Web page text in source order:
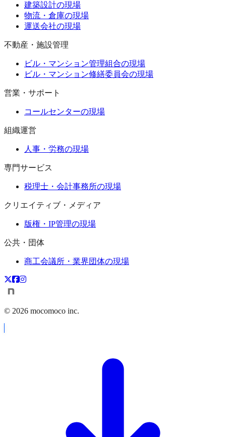
建築設計の現場
物流・倉庫の現場
運送会社の現場
不動産・施設管理
ビル・マンション管理組合の現場
ビル・マンション修繕委員会の現場
営業・サポート
コールセンターの現場
組織運営
人事・労務の現場
専門サービス
税理士・会計事務所の現場
クリエイティブ・メディア
版権・IP管理の現場
公共・団体
商工会議所・業界団体の現場
© 2026 mocomoco inc.